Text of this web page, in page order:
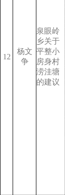
12
杨文
争
泉眼岭
乡关于
平整小
房身村
涝洼塘
的建议